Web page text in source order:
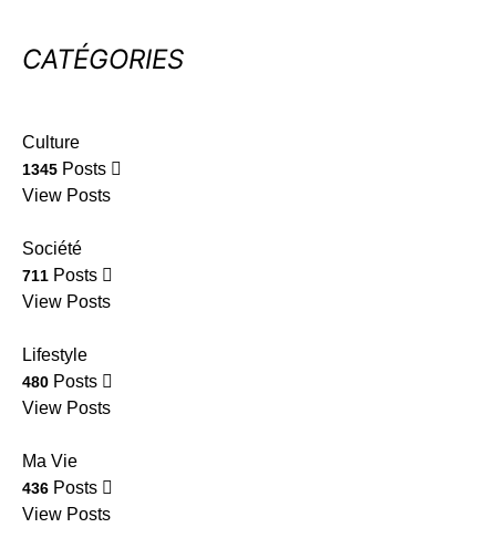
CATÉGORIES
Culture
1345 Posts
View Posts
Société
711 Posts
View Posts
Lifestyle
480 Posts
View Posts
Ma Vie
436 Posts
View Posts